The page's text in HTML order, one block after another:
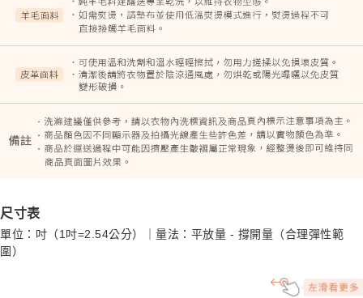
尺寸表
單位：吋（1吋=2.54公分）｜量法：平放量 - 撐開量（合理彈性範
圍）